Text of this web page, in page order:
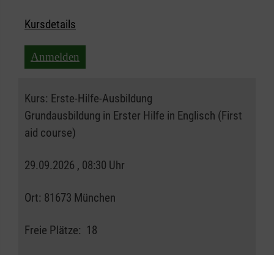
Kursdetails
Anmelden
Kurs: Erste-Hilfe-Ausbildung
Grundausbildung in Erster Hilfe in Englisch (First
aid course)
29.09.2026 , 08:30 Uhr
Ort: 81673 München
Freie Plätze: 18